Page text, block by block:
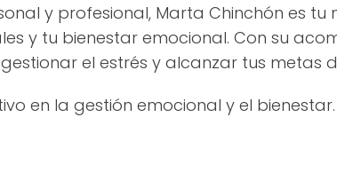
y profesional, Marta Chinchón es
y tu bienestar emocional. Con su
el estrés y alcanzar tus metas
en la gestión emocional y el